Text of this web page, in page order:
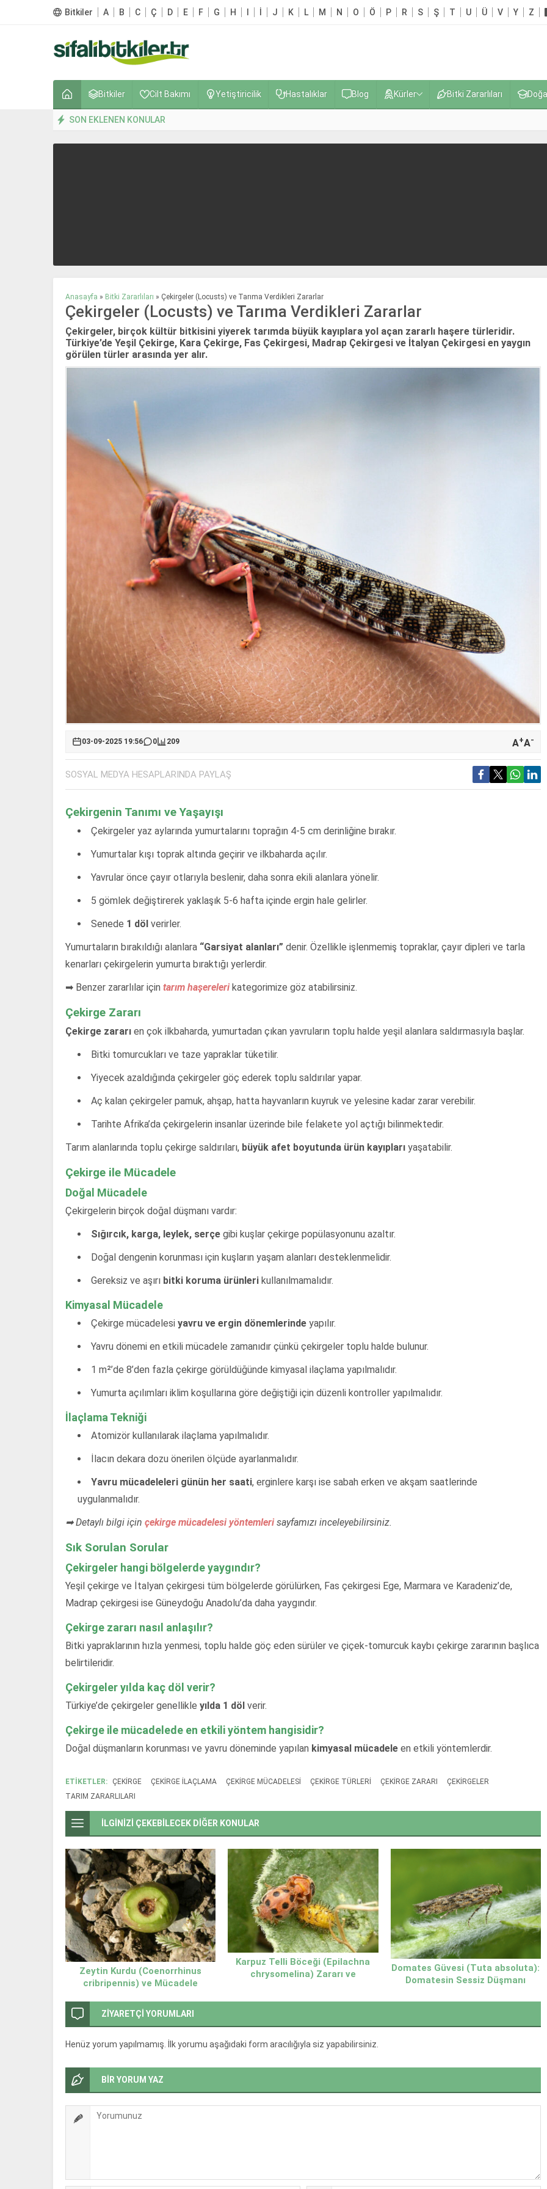
Bitkiler A B C Ç D E F G H J K L M N O Ö P R S Ş T U Ü V Y Z
Bitkiler Cilt Bakımı Yetiştiricilik Hastalıklar Blog Kürler Bitki Zararlıları
SON EKLENEN KONULAR
Anasayfa » Bitki Zararlıları » Çekirgeler (Locusts) ve Tarıma Verdikleri Zararlar
Çekirgeler (Locusts) ve Tarıma Verdikleri Zararlar
Çekirgeler, birçok kültür bitkisini yiyerek tarımda büyük kayıplara yol açan zararlı haşere türleridir.
Türkiye’de Yeşil Çekirge, Kara Çekirge, Fas Çekirgesi, Madrap Çekirgesi ve İtalyan Çekirgesi en yaygın
görülen türler arasında yer alır.
03-09-2025 19:56 0 209 A+A-
SOSYAL MEDYA HESAPLARINDA PAYLAŞ
Çekirgenin Tanımı ve Yaşayışı
Çekirgeler yaz aylarında yumurtalarını toprağın 4-5 cm derinliğine bırakır.
Yumurtalar kışı toprak altında geçirir ve ilkbaharda açılır.
Yavrular önce çayır otlarıyla beslenir, daha sonra ekili alanlara yönelir.
5 gömlek değiştirerek yaklaşık 5-6 hafta içinde ergin hale gelirler.
Senede 1 döl verirler.
Yumurtaların bırakıldığı alanlara “Garsiyat alanları” denir. Özellikle işlenmemiş topraklar, çayır dipleri ve tarla
kenarları çekirgelerin yumurta bıraktığı yerlerdir.
➡ Benzer zararlılar için tarım haşereleri kategorimize göz atabilirsiniz.
Çekirge Zararı
Çekirge zararı en çok ilkbaharda, yumurtadan çıkan yavruların toplu halde yeşil alanlara saldırmasıyla başlar.
Bitki tomurcukları ve taze yapraklar tüketilir.
Yiyecek azaldığında çekirgeler göç ederek toplu saldırılar yapar.
Aç kalan çekirgeler pamuk, ahşap, hatta hayvanların kuyruk ve yelesine kadar zarar verebilir.
Tarihte Afrika’da çekirgelerin insanlar üzerinde bile felakete yol açtığı bilinmektedir.
Tarım alanlarında toplu çekirge saldırıları, büyük afet boyutunda ürün kayıpları yaşatabilir.
Çekirge ile Mücadele
Doğal Mücadele
Çekirgelerin birçok doğal düşmanı vardır:
Sığırcık, karga, leylek, serçe gibi kuşlar çekirge popülasyonunu azaltır.
Doğal dengenin korunması için kuşların yaşam alanları desteklenmelidir.
Gereksiz ve aşırı bitki koruma ürünleri kullanılmamalıdır.
Kimyasal Mücadele
Çekirge mücadelesi yavru ve ergin dönemlerinde yapılır.
Yavru dönemi en etkili mücadele zamanıdır çünkü çekirgeler toplu halde bulunur.
1 m²’de 8’den fazla çekirge görüldüğünde kimyasal ilaçlama yapılmalıdır.
Yumurta açılımları iklim koşullarına göre değiştiği için düzenli kontroller yapılmalıdır.
İlaçlama Tekniği
Atomizör kullanılarak ilaçlama yapılmalıdır.
İlacın dekara dozu önerilen ölçüde ayarlanmalıdır.
Yavru mücadeleleri günün her saati, erginlere karşı ise sabah erken ve akşam saatlerinde
uygulanmalıdır.
➡ Detaylı bilgi için çekirge mücadelesi yöntemleri sayfamızı inceleyebilirsiniz.
Sık Sorulan Sorular
Çekirgeler hangi bölgelerde yaygındır?
Yeşil çekirge ve İtalyan çekirgesi tüm bölgelerde görülürken, Fas çekirgesi Ege, Marmara ve Karadeniz’de,
Madrap çekirgesi ise Güneydoğu Anadolu’da daha yaygındır.
Çekirge zararı nasıl anlaşılır?
Bitki yapraklarının hızla yenmesi, toplu halde göç eden sürüler ve çiçek-tomurcuk kaybı çekirge zararının başlıca
belirtileridir.
Çekirgeler yılda kaç döl verir?
Türkiye’de çekirgeler genellikle yılda 1 döl verir.
Çekirge ile mücadelede en etkili yöntem hangisidir?
Doğal düşmanların korunması ve yavru döneminde yapılan kimyasal mücadele en etkili yöntemlerdir.
ETİKETLER: ÇEKIRGE ÇEKIRGE ILAÇLAMA ÇEKIRGE MÜCADELESI ÇEKIRGE TÜRLERI ÇEKIRGE ZARARI
ÇEKIRGELER
TARIM ZARARLILARI
İLGİNİZİ ÇEKEBİLECEK DİĞER KONULAR
Zeytin Kurdu (Coenorrhinus
cribripennis) ve Mücadele
Karpuz Telli Böceği (Epilachna
chrysomelina) Zararı ve
Domates Güvesi (Tuta absoluta):
Domatesin Sessiz Düşmanı
ZİYARETÇİ YORUMLARI
Henüz yorum yapılmamış. İlk yorumu aşağıdaki form aracılığıyla siz yapabilirsiniz.
BİR YORUM YAZ